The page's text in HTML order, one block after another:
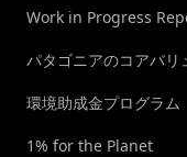
Work in Progress
パタゴニアのコアバリ
環境助成金プログラム
1% for the Planet